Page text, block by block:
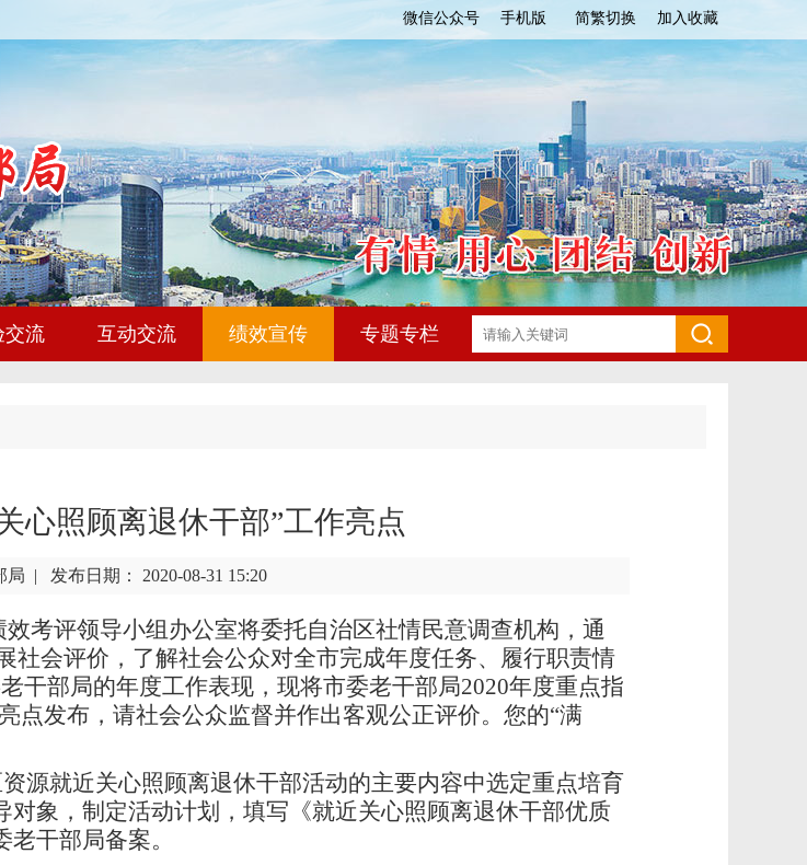
加入收藏
简繁切换
手机版
微信公众号
交流 互动交流 绩效宣传 专题专栏
心照顾离退休干部”工作亮点
局 | 发布日期： 2020-08-31 15:20
考评领导小组办公室将委托自治区社情民意调查机构，通
社会评价，了解社会公众对全市完成年度任务、履行职责情
干部局的年度工作表现，现将市委老干部局2020年度重点指
点发布，请社会公众监督并作出客观公正评价。您的“满
源就近关心照顾离退休干部活动的主要内容中选定重点培育
象，制定活动计划，填写《就近关心照顾离退休干部优质
干部局备案。